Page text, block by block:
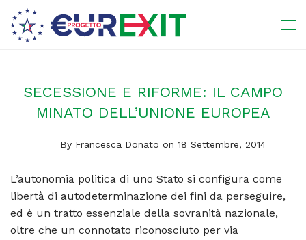
SECESSIONE E RIFORME: IL CAMPO
MINATO DELL’UNIONE EUROPEA
By Francesca Donato on 18 Settembre, 2014
L’autonomia politica di uno Stato si configura come
libertà di autodeterminazione dei fini da perseguire,
ed è un tratto essenziale della sovranità nazionale,
oltre che un connotato riconosciuto per via